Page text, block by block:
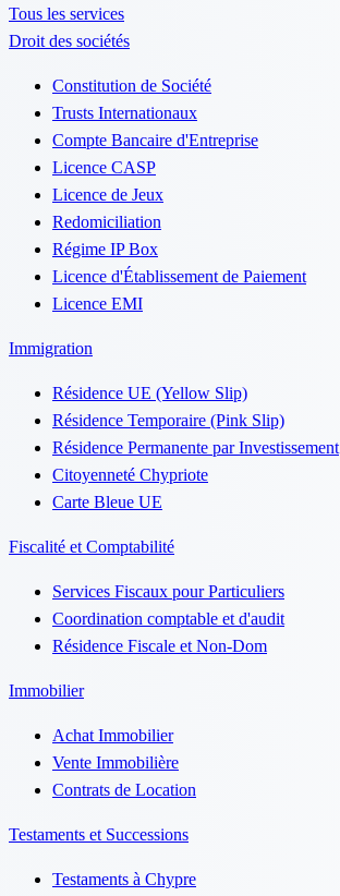
Tous les services
Droit des sociétés
Constitution de Société
Trusts Internationaux
Compte Bancaire d'Entreprise
Licence CASP
Licence de Jeux
Redomiciliation
Régime IP Box
Licence d'Établissement de Paiement
Licence EMI
Immigration
Résidence UE (Yellow Slip)
Résidence Temporaire (Pink Slip)
Résidence Permanente par Investissement
Citoyenneté Chypriote
Carte Bleue UE
Fiscalité et Comptabilité
Services Fiscaux pour Particuliers
Coordination comptable et d'audit
Résidence Fiscale et Non-Dom
Immobilier
Achat Immobilier
Vente Immobilière
Contrats de Location
Testaments et Successions
Testaments à Chypre